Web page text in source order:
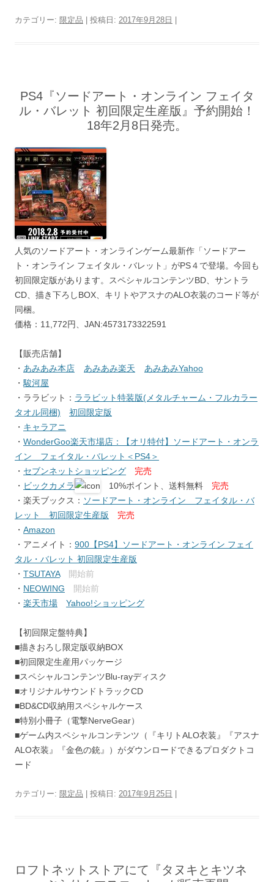
カテゴリー: 限定品 | 投稿日: 2017年9月28日
PS4『ソードアート・オンライン フェイタ
ル・バレット 初回限定生産版』予約開始！
18年2月8日発売。
人気のソードアート・オンラインゲーム最新作「ソードアー
ト・オンライン フェイタル・バレット」がPS４で登場。今回も
初回限定版があります。スペシャルコンテンツBD、サントラ
CD、描き下ろしBOX、キリトやアスナのALO衣装のコード等が
同梱。
価格：11,772円、JAN:4573173322591
【販売店舗】
・ あみあみ本店 あみあみ楽天
あみあみYahoo
・ 駿河屋
・ララビット： ララビット特装版(メタルチャーム・フルカラー
タオル同梱)
初回限定版
・ キャラアニ
・ WonderGoo楽天市場店：【オリ特付】ソードアート・オンラ
イン フェイタル・バレット＜PS4＞
・ セブンネットショッピング
完売
・ ビックカメラ 10%ポイント、送料無料 完売
・楽天ブックス： ソードアート・オンライン フェイタル・バ
レット 初回限定生産版
完売
・ Amazon
・アニメイト： 900【PS4】ソードアート・オンライン フェイ
タル・バレット 初回限定生産版
・ TSUTAYA
開始前
・ NEOWING
開始前
・ 楽天市場 Yahoo!ショッピング
【初回限定盤特典】
■描きおろし限定版収納BOX
■初回限定生産用パッケージ
■スペシャルコンテンツBlu-rayディスク
■オリジナルサウンドトラックCD
■BD&CD収納用スペシャルケース
■特別小冊子（電撃NerveGear）
■ゲーム内スペシャルコンテンツ（『キリトALO衣装』『アスナ
ALO衣装』『金色の銃』）がダウンロードできるプロダクトコ
ード
カテゴリー: 限定品 | 投稿日: 2017年9月25日
ロフトネットストアにて『タヌキとキツネ